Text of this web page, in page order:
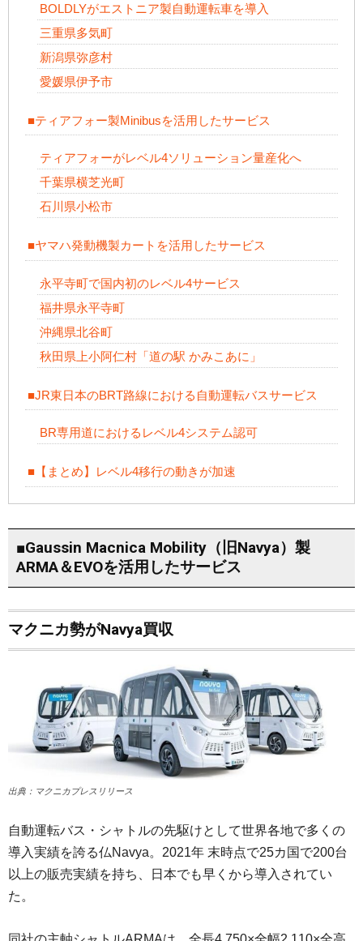
BOLDLYがエストニア製自動運転車を導入
三重県多気町
新潟県弥彦村
愛媛県伊予市
■ティアフォー製Minibusを活用したサービス
ティアフォーがレベル4ソリューション量産化へ
千葉県横芝光町
石川県小松市
■ヤマハ発動機製カートを活用したサービス
永平寺町で国内初のレベル4サービス
福井県永平寺町
沖縄県北谷町
秋田県上小阿仁村「道の駅 かみこあに」
■JR東日本のBRT路線における自動運転バスサービス
BR専用道におけるレベル4システム認可
■【まとめ】レベル4移行の動きが加速
■Gaussin Macnica Mobility（旧Navya）製
ARMA＆EVOを活用したサービス
マクニカ勢がNavya買収
出典：マクニカプレスリリース
自動運転バス・シャトルの先駆けとして世界各地で多くの
導入実績を誇る仏Navya。2021年 末時点で25カ国で200台
以上の販売実績を持ち、日本でも早くから導入されてい
た。